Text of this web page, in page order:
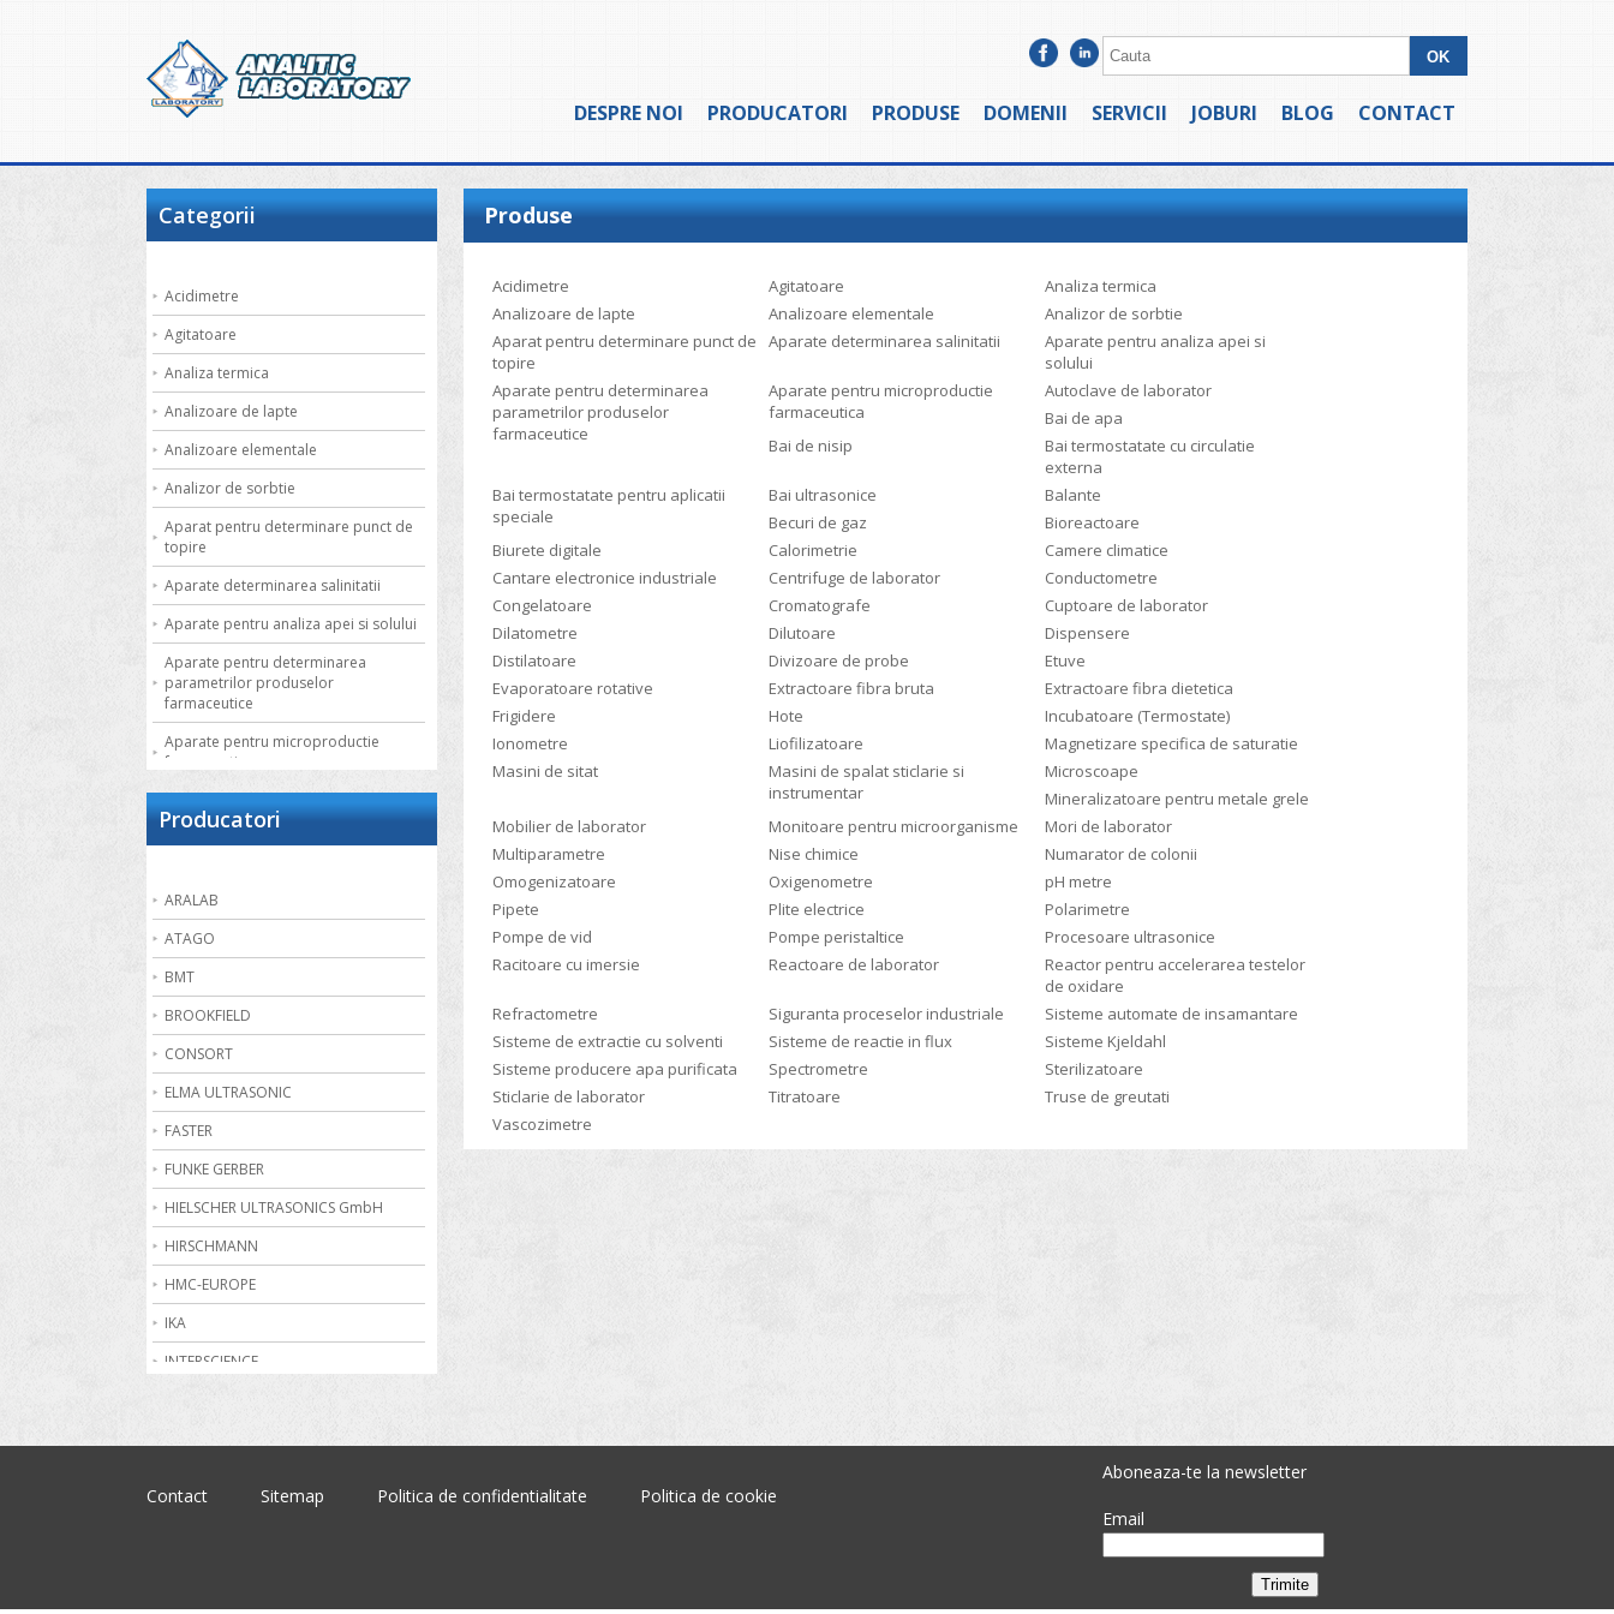
DESPRE NOI PRODUCATORI PRODUSE DOMENII SERVICII JOBURI BLOG CONTACT
Categorii
Acidimetre
Agitatoare
Analiza termica
Analizoare de lapte
Analizoare elementale
Analizor de sorbtie
Aparat pentru determinare punct de
topire
Aparate determinarea salinitatii
Aparate pentru analiza apei si solului
Aparate pentru determinarea
parametrilor produselor
farmaceutice
Aparate pentru microproductie
farmaceutica
Bai termostatate cu circulatie externa
Bai termostatate pentru aplicatii
speciale
Bai ultrasonice
Balante
Becuri de gaz
Bioreactoare
Biurete digitale
Calorimetrie
Camere climatice
Cantare electronice industriale
Centrifuge de laborator
Conductometre
Producatori
ARALAB
ATAGO
BMT
BROOKFIELD
CONSORT
ELMA ULTRASONIC
FASTER
FUNKE GERBER
HIELSCHER ULTRASONICS GmbH
HIRSCHMANN
HMC-EUROPE
IKA
INTERSCIENCE
Produse
Acidimetre Agitatoare
Analiza termica
Analizoare de lapte
Analizoare elementale
Analizor de sorbtie
Aparat pentru determinare punct de
topire
Aparate determinarea salinitatii
Aparate pentru analiza apei si
solului
Aparate pentru determinarea
parametrilor produselor
farmaceutice
Aparate pentru microproductie
farmaceutica
Autoclave de laborator
Bai de apa
Bai de nisip
Bai termostatate cu circulatie
externa
Bai termostatate pentru aplicatii
speciale
Bai ultrasonice
Balante
Becuri de gaz
Bioreactoare
Biurete digitale
Calorimetrie
Camere climatice
Cantare electronice industriale
Centrifuge de laborator
Conductometre
Congelatoare
Cromatografe
Cuptoare de laborator
Dilatometre
Dilutoare
Dispensere
Distilatoare
Divizoare de probe
Etuve
Evaporatoare rotative
Extractoare fibra bruta
Extractoare fibra dietetica
Frigidere
Hote
Incubatoare (Termostate)
Ionometre
Liofilizatoare
Magnetizare specifica de saturatie
Masini de sitat
Masini de spalat sticlarie si
instrumentar
Microscoape
Mineralizatoare pentru metale grele
Mobilier de laborator
Monitoare pentru microorganisme
Mori de laborator
Multiparametre
Nise chimice
Numarator de colonii
Omogenizatoare
Oxigenometre
pH metre
Pipete
Plite electrice
Polarimetre
Pompe de vid
Pompe peristaltice
Procesoare ultrasonice
Racitoare cu imersie
Reactoare de laborator
Reactor pentru accelerarea testelor
de oxidare
Refractometre
Siguranta proceselor industriale
Sisteme automate de insamantare
Sisteme de extractie cu solventi
Sisteme de reactie in flux
Sisteme Kjeldahl
Sisteme producere apa purificata
Spectrometre
Sterilizatoare
Sticlarie de laborator
Titratoare
Truse de greutati
Vascozimetre
Contact Sitemap Politica de confidentialitate Politica de cookie
Aboneaza-te la newsletter
Email